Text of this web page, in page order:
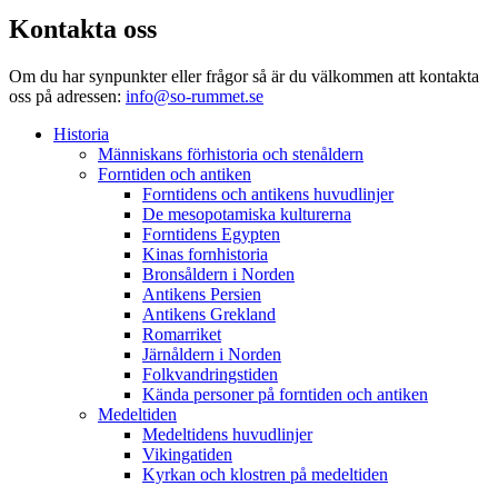
Kontakta oss
Om du har synpunkter eller frågor så är du välkommen att kontakta
oss på adressen: info@so-rummet.se
Historia
Människans förhistoria och stenåldern
Forntiden och antiken
Forntidens och antikens huvudlinjer
De mesopotamiska kulturerna
Forntidens Egypten
Kinas fornhistoria
Bronsåldern i Norden
Antikens Persien
Antikens Grekland
Romarriket
Järnåldern i Norden
Folkvandringstiden
Kända personer på forntiden och antiken
Medeltiden
Medeltidens huvudlinjer
Vikingatiden
Kyrkan och klostren på medeltiden